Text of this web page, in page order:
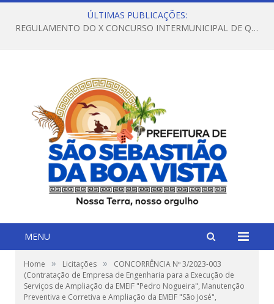
ÚLTIMAS PUBLICAÇÕES:
REGULAMENTO DO X CONCURSO INTERMUNICIPAL DE QUADRILHAS JUNINAS – 2026 – ARRAIÁ DA VENEZA
MENU
Home » Licitações »
CONCORRÊNCIA Nº 3/2023-003
(Contratação de Empresa de Engenharia para a Execução de
Serviços de Ampliação da EMEIF "Pedro Nogueira", Manutenção
Preventiva e Corretiva e Ampliação da EMEIF "São José",